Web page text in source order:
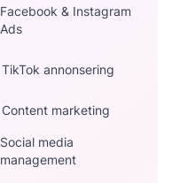
Facebook & Instagram
Ads
TikTok annonsering
Content marketing
Social media
management